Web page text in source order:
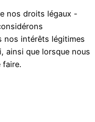
nos droits légaux -
nos intérêts légitimes
ainsi que lorsque nous
faire.